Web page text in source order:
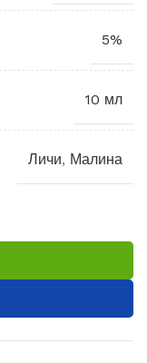
5%
10 мл
Личи, Малина